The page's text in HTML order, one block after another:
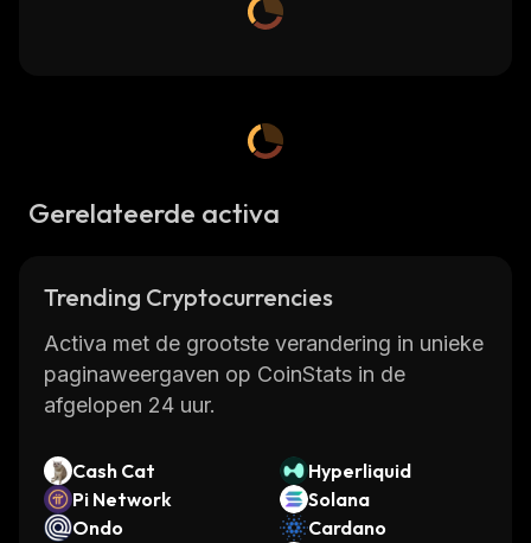
Gerelateerde activa
Trending Cryptocurrencies
Activa met de grootste verandering in unieke
paginaweergaven op CoinStats in de
afgelopen 24 uur.
Cash Cat
Hyperliquid
Pi Network
Solana
Ondo
Cardano